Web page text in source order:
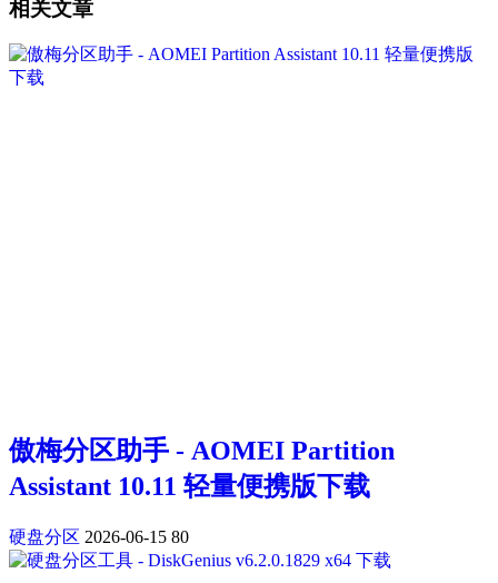
相关文章
傲梅分区助手 - AOMEI Partition
Assistant 10.11 轻量便携版下载
硬盘分区 2026-06-15 80